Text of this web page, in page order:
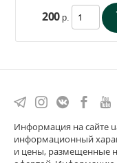
200 р.
Информация на сайте
информационный
и цены, размещенные